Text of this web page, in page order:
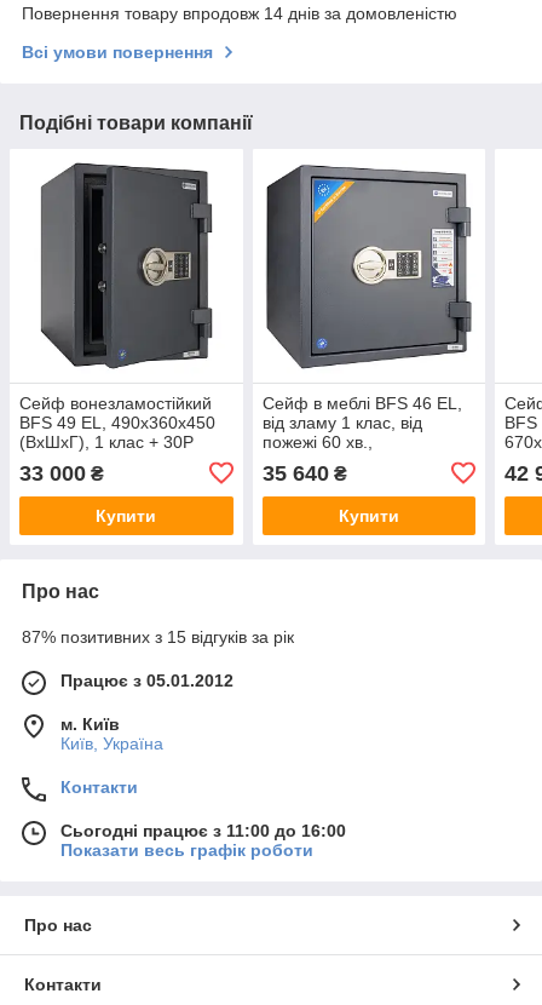
Повернення товару впродовж 14 днів за домовленістю
Всі умови повернення
Подібні товари компанії
Сейф вонезламостійкий
BFS 49 EL, 490x360x450
(ВхШхГ), 1 клас + 30P
сейф від злому і вогню, в
квартиру, в офіс, сейф
для дому
33 000 ₴
Купити
Сейф в меблі BFS 46 EL,
від зламу 1 клас, від
пожежі 60 хв.,
460х440х440 (ВхШхГ), з
електронним замком
35 640₴
Купити
хв.,
42
Про нас
87% позитивних з 15 відгуків за рік
Працює з 05.01.2012
м. Київ
Київ, Україна
Контакти
Сьогодні працює з 11:00 до 16:00
Показати весь графік роботи
Про нас
Контакти